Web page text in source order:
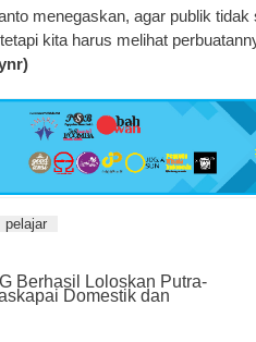
menegaskan, agar publik
kita harus melihat
pelajar
Berhasil Loloskan Putra-
Domestik dan